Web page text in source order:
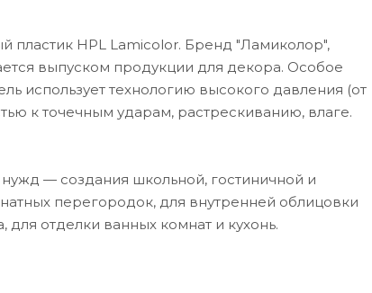
HPL Lamicolor. Бренд "Ламиколор",
выпуском продукции для декора. Особое
использует технологию высокого давления (от
к точечным ударам, растрескиванию, влаге.
— создания школьной, гостиничной и
перегородок, для внутренней облицовки
отделки ванных комнат и кухонь.